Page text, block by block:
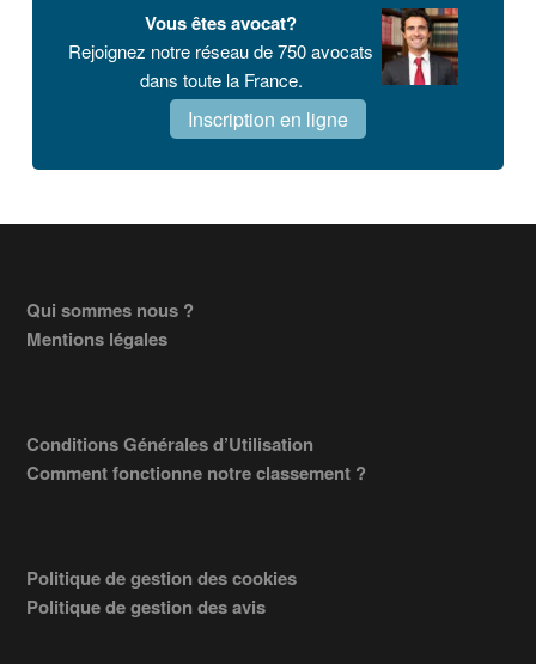
Vous êtes avocat?
Rejoignez notre réseau de 750 avocats
dans toute la France.
Inscription en ligne
Footer
Qui sommes nous ?
Mentions légales
Conditions Générales d’Utilisation
Comment fonctionne notre classement ?
Politique de gestion des cookies
Politique de gestion des avis